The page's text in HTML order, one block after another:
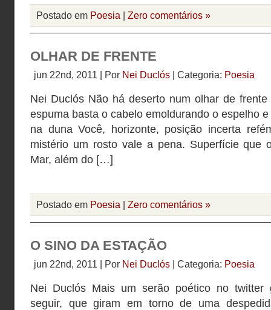
Postado em Poesia | Zero comentários »
OLHAR DE FRENTE
jun 22nd, 2011 | Por Nei Duclós | Categoria: Poesia
Nei Duclós Não há deserto num olhar de
espuma basta o cabelo emoldurando o espelho
na duna Você, horizonte, posição incerta
mistério um rosto vale a pena. Superfície que
Mar, além do […]
Postado em Poesia | Zero comentários »
O SINO DA ESTAÇÃO
jun 22nd, 2011 | Por Nei Duclós | Categoria: Poesia
Nei Duclós Mais um serão poético no twitter
seguir, que giram em torno de uma